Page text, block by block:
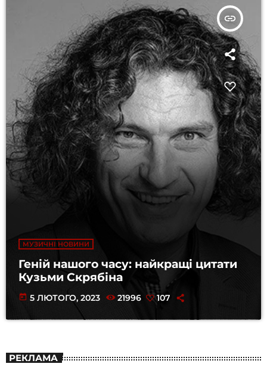
insert_link
МУЗИЧНІ НОВИНИ
Геній нашого часу: найкращі цитати
Кузьми Скрябіна
today 5 ЛЮТОГО, 2023 21996 107
РЕКЛАМА